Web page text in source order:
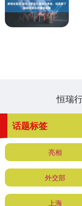
恒瑞
话题标签
亮相
外交部
上海